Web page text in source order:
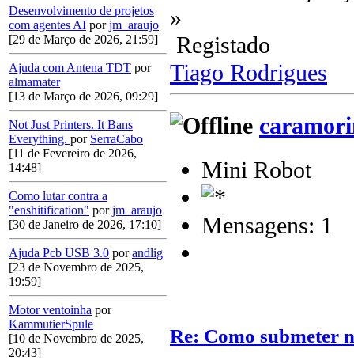
Desenvolvimento de projetos
com agentes AI porjm_araujo
[29 de Março de 2026, 21:59]
Ajuda com Antena TDT por
almamater
[13 de Março de 2026, 09:29]
Not Just Printers. It Bans
Everything. por SerraCabo
[11 de Fevereiro de 2026,
14:48]
Como lutar contra a
"enshitification" porjm_araujo
[30 de Janeiro de 2026, 17:10]
Ajuda Pcb USB 3.0 porandlig
[23 de Novembro de 2025,
19:59]
Motor ventoinha por
KammutierSpule
[10 de Novembro de 2025,
20:43]
»
Registado
Tiago Rodrigues
Mini Robot
Mensagens: 1
Re: Como submeter